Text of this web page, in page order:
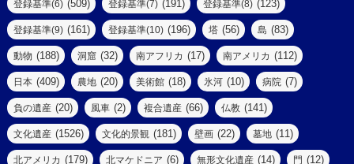
(290)
(7)
(6)
(3)
(3)
(9)
(2)
(17)
(8)
(73)
(8)
(2)
(2)
(10)
(1)
登録基準(6) (509) 登録基準(7) (191) 登録基準(8) (123)
登録基準(9) (161) 登録基準(10) (196) 塔 (56) 島 (83)
動物 (188) 洞窟 (32) 南アフリカ (17) 南アメリカ (112)
日本 (409) 農地 (20) 美術館 (18) 氷河 (10) 病院 (7)
負の遺産 (20) 風車 (2) 複合遺産 (66) 仏教 (141)
文化遺産 (1526) 文化的景観 (181) 壁画 (22) 墓地 (11)
北アメリカ (179) 北マケドニア (6) 無形文化遺産 (14) 門 (12)